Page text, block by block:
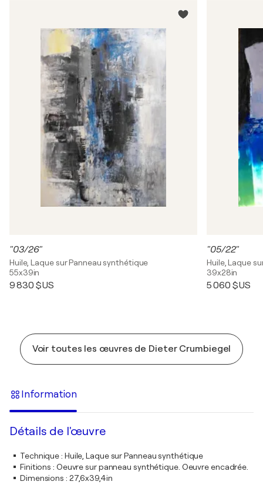
"03/26"
Huile, Laque sur Panneau synthétique
55x39in
9 830 $US
"05/22"
Huile, Laque
39x28in
5 060 $US
Voir toutes les œuvres de Dieter Crumbiegel
Information
Détails de l'œuvre
Technique: Huile, Laque sur Panneau synthétique
Finitions : Oeuvre sur panneau synthétique. Oeuvre encadrée.
Dimensions : 27,6x39,4in